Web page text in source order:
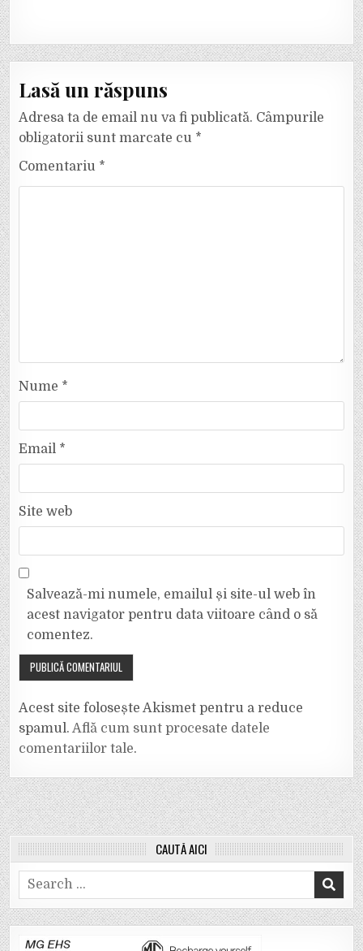
Lasă un răspuns
Adresa ta de email nu va fi publicată. Câmpurile
obligatorii sunt marcate cu *
Comentariu *
Nume *
Email *
Site web
Salvează-mi numele, emailul și site-ul web în
acest navigator pentru data viitoare când o să
comentez.
Acest site folosește Akismet pentru a reduce
spamul.Află cum sunt procesate datele
comentariilor tale.
CAUTĂ AICI
Search
for: